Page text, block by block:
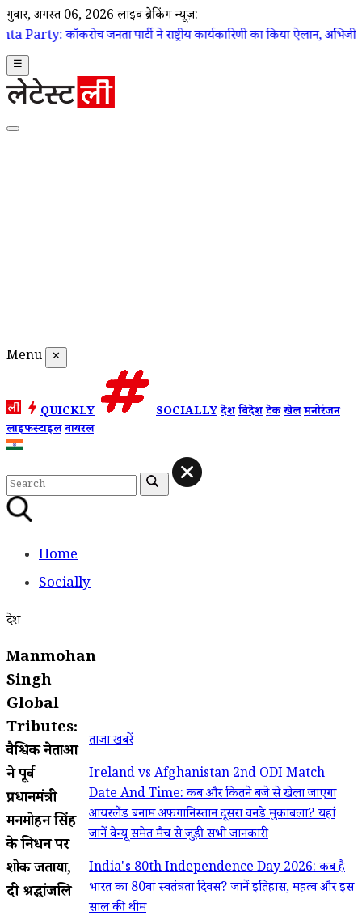
गुरूवार, अगस्त 06, 2026 लाइव ब्रेकिंग न्यूज़:
जनता पार्टी ने राष्ट्रीय कार्यकारिणी का किया ऐलान, अभिजीत दिपके बने
☰
Menu ✕
QUICKLY SOCIALLYदेशविदेशटेकखेलमनोरंजन
लाइफस्टाइलवायरल
Home
Socially
देश
Manmohan
Singh
Global
Tributes:
वैश्विक नेताओं
ने पूर्व
प्रधानमंत्री
मनमोहन सिंह
के निधन पर
शोक जताया,
दी श्रद्धांजलि
ताजा खबरें
Ireland vs Afghanistan 2nd ODI Match
Date And Time: कब और कितने बजे से खेला जाएगा
आयरलैंड बनाम अफगानिस्तान दूसरा वनडे मुकाबला? यहां
जानें वेन्यू समेत मैच से जुड़ी सभी जानकारी
India's 80th Independence Day 2026: कब है
भारत का 80वां स्वतंत्रता दिवस? जानें इतिहास, महत्व और इस
साल की थीम